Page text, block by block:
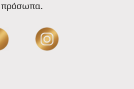
πρόσωπα.